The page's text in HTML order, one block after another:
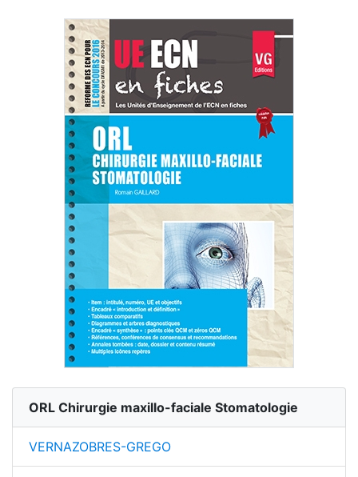
ORL Chirurgie maxillo-faciale Stomatologie
VERNAZOBRES-GREGO